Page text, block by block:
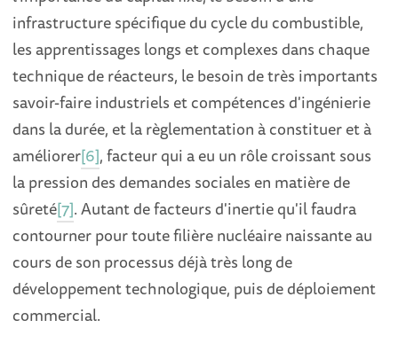
infrastructure spécifique du cycle du combustible,
les apprentissages longs et complexes dans chaque
technique de réacteurs, le besoin de très importants
savoir-faire industriels et compétences d'ingénierie
dans la durée, et la règlementation à constituer et à
améliorer[6], facteur qui a eu un rôle croissant sous
la pression des demandes sociales en matière de
sûreté[7]. Autant de facteurs d'inertie qu'il faudra
contourner pour toute filière nucléaire naissante au
cours de son processus déjà très long de
développement technologique, puis de déploiement
commercial.